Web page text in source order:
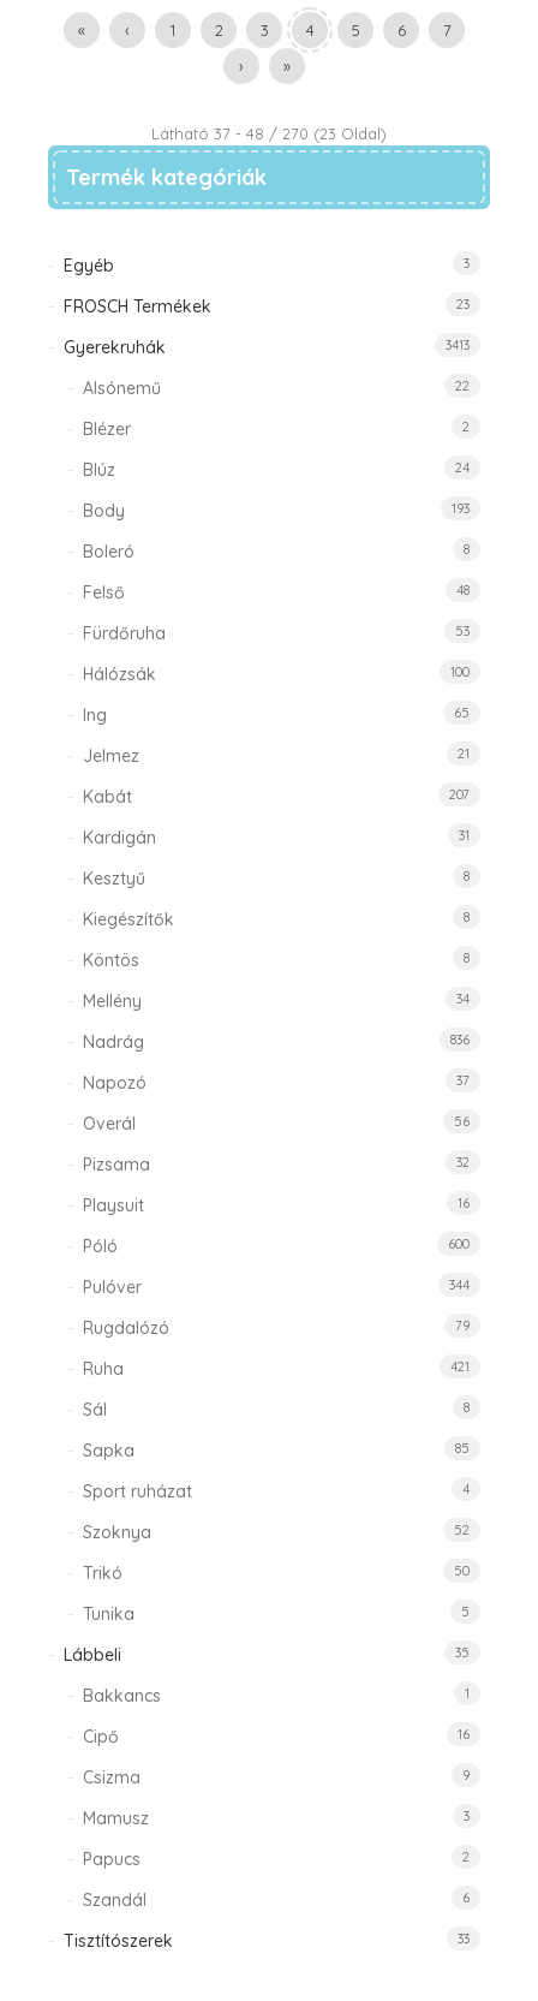
« ‹ 1 2 3 4 5 6
7
›
»
Látható 37 - 48 / 270 (23 Oldal)
Termék kategóriák
Egyéb 3
FROSCH Termékek 23
Gyerekruhák 3413
Alsónemű 22
Blézer 2
Blúz 24
Body 193
Boleró 8
Felső 48
Fürdőruha 53
Hálózsák 100
Ing 65
Jelmez 21
Kabát 207
Kardigán 31
Kesztyű 8
Kiegészítők 8
Köntös 8
Mellény 34
Nadrág 836
Napozó 37
Overál 56
Pizsama 32
Playsuit 16
Póló 600
Pulóver 344
Rugdalózó 79
Ruha 421
Sál 8
Sapka 85
Sport ruházat 4
Szoknya 52
Trikó 50
Tunika 5
Lábbeli 35
Bakkancs 1
Cipő 16
Csizma 9
Mamusz 3
Papucs 2
Szandál 6
Tisztítószerek 33